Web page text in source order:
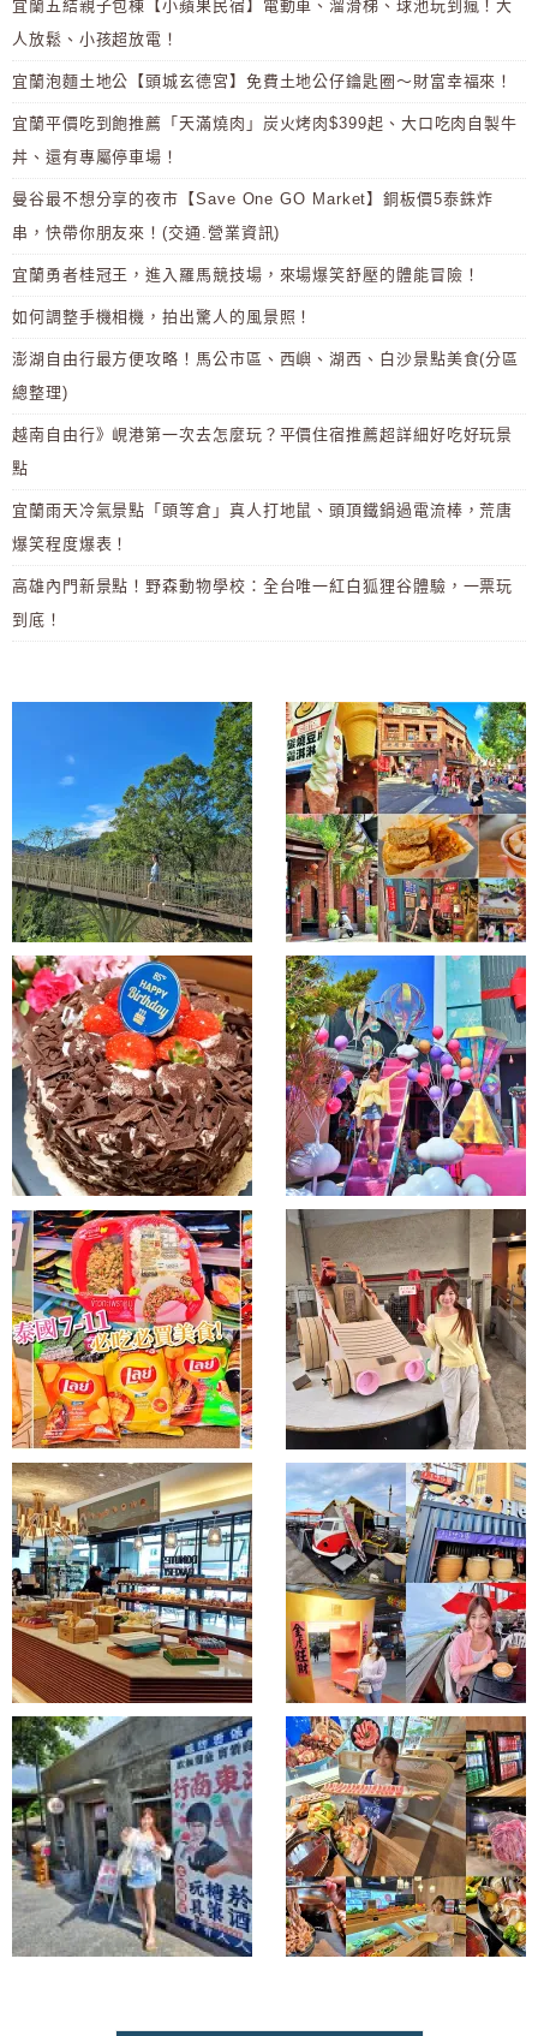
宜蘭五結親子包棟【小蘋果民宿】電動車、溜滑梯、球池玩到瘋！大
人放鬆、小孩超放電！
宜蘭泡麵土地公【頭城玄德宮】免費土地公仔鑰匙圈～財富幸福來！
宜蘭平價吃到飽推薦「天滿燒肉」炭火烤肉$399起、大口吃肉自製牛
丼、還有專屬停車場！
曼谷最不想分享的夜市【Save One GO Market】銅板價5泰銖炸
串，快帶你朋友來！(交通.營業資訊)
宜蘭勇者桂冠王，進入羅馬競技場，來場爆笑舒壓的體能冒險！
如何調整手機相機，拍出驚人的風景照！
澎湖自由行最方便攻略！馬公市區、西嶼、湖西、白沙景點美食(分區
總整理)
越南自由行》峴港第一次去怎麼玩？平價住宿推薦超詳細好吃好玩景
點
宜蘭雨天冷氣景點「頭等倉」真人打地鼠、頭頂鐵鍋過電流棒，荒唐
爆笑程度爆表！
高雄內門新景點！野森動物學校：全台唯一紅白狐狸谷體驗，一票玩
到底！